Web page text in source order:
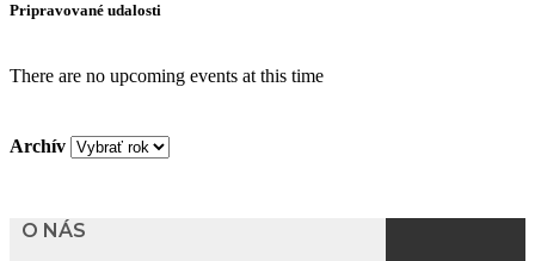
Pripravované udalosti
There are no upcoming events at this time
Archív
O NÁS